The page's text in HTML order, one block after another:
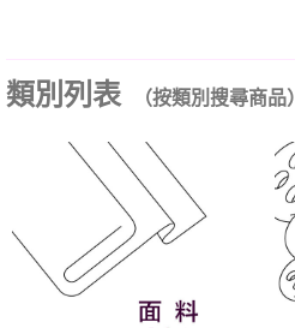
類別列表 （按類別搜尋商品）